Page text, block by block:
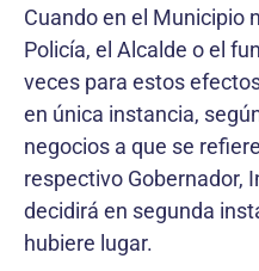
Cuando en el Municipio
Policía, el Alcalde o el
veces para estos
en única instancia,
negocios a que se
respectivo Gobernador,
decidirá en segunda
hubiere lugar.